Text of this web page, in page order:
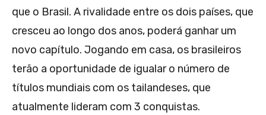
que o Brasil. A rivalidade entre os dois países, que
cresceu ao longo dos anos, poderá ganhar um
novo capítulo. Jogando em casa, os brasileiros
terão a oportunidade de igualar o número de
títulos mundiais com os tailandeses, que
atualmente lideram com 3 conquistas.